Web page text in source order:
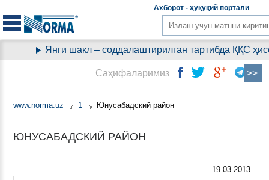
Aхборот - ҳуқуқий портали
Янги шакл – соддалаштирилган тартибда ҚҚС ҳисоб-
www.norma.uz 1 Юнусабадский район
ЮНУСАБАДСКИЙ РАЙОН
19.03.2013
Саҳифаларимиз